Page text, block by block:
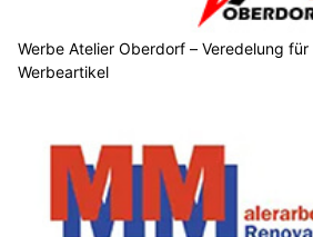
Werbe Atelier Oberdorf – Veredelung
Werbeartikel